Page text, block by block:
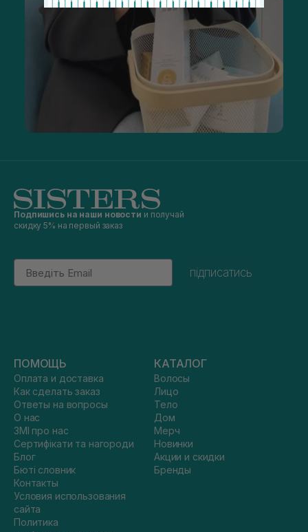
Подпишись на наши новости и получай
скидку 5% на первый заказ
Email
підписатись
ПОМОЩЬ
Оплата и доставка
Как сделать заказ
Ответы на вопросы
О нас
ЗМІ про нас
Сертифікати та нагороди
Блог
Бюті словник
Контакты
Условия использования
сайта
Политика
КАТАЛОГ
Волосы
Лицо
Тело
Дом
Мерч
Новинки
Акции и скидки
Бренды